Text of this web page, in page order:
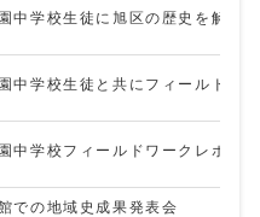
中学校生徒に旭区の歴史を解説
中学校生徒と共にフィールドワ
中学校フィールドワークレポー
での地域史成果発表会